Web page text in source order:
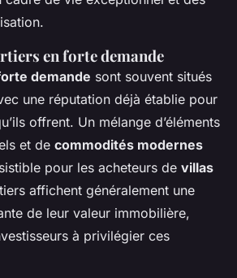
en forte demande
demande sont souvent situés
une réputation déjà établie pour
offrent. Un mélange d’éléments
et de commodités modernes
pour les acheteurs de villas
affichent généralement une
de leur valeur immobilière,
à privilégier ces